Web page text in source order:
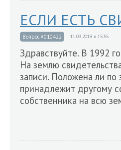
ЕСЛИ ЕСТЬ
Вопрос #010422 11.03.2019 в 15:55
Здравствуйте. В 1992
На землю
записи. Положена ли
принадлежит другому
собственника на всю